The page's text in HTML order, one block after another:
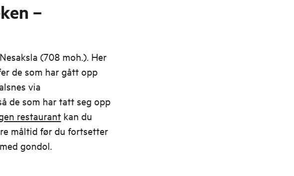
–
(708 moh.). Her
de som har gått opp
via
de som har tatt seg opp
restaurantkan du
måltid før du fortsetter
gondol.